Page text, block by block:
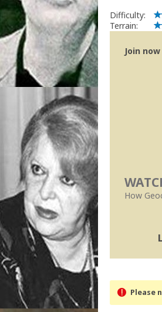
Difficulty:
Terrain:
Join
How
Please